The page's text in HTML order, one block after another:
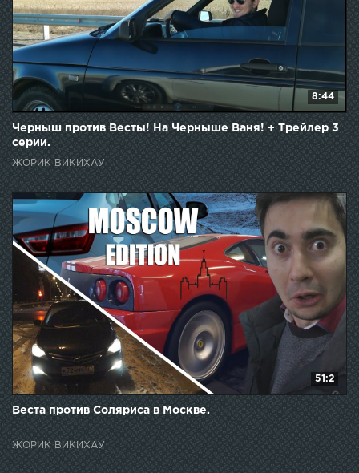
8:44
Черныш против Весты! На Черныше Ваня! + Трейлер 3
серии.
ЖОРИК ВИКИХАУ
51:2
Веста против Соляриса в Москве.
ЖОРИК ВИКИХАУ